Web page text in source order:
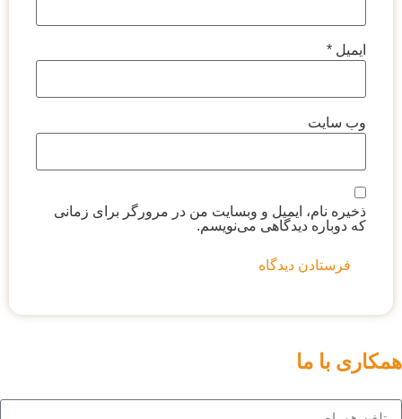
ایمیل *
وب‌ سایت
ذخیره نام، ایمیل و وبسایت من در مرورگر برای زمانی
که دوباره دیدگاهی می‌نویسم.
همکاری با ما